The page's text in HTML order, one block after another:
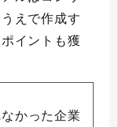
えで作成す
イントも獲
かった企業